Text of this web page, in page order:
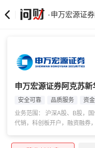
·申万宏源证
申万宏源证券阿克苏
安全可靠 品质服务
资
业务范围： 沪深A股、B股，国债代理买卖，开方式基金代销，理财产品
代销，科创板开户，融资融券